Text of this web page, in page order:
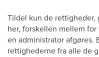
Tildel kun de rettigheder,
her, forskellen mellem
en administrator afgøres.
rettighederne fra alle de